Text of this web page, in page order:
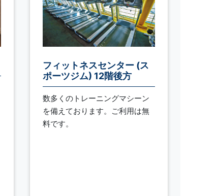
フィットネスセンター (ス
ポーツジム) 12階後方
数多くのトレーニングマシーン
を備えております。ご利用は無
料です。